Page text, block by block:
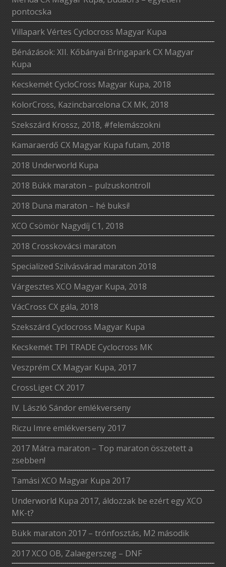
pontocska
Villapark Vértes Cyclocross Magyar Kupa
Bénázások: XII. Kőbányai Bringapark CX Magyar
Kupa
Kecskemét CycloCross Magyar Kupa, 2018
KolorCross, Kazincbarcelona CX MK, 2018
Szekszárd Krossz, 2018, #felemászokni
Kamaraerdő CX Magyar Kupa futam, 2018
2018 Underworld Kupa
2018 Bükk maraton – pulzuskontroll
2018 Duna maraton – hé buksi!
XCO Csömör Nagydíj C1, 2018
2018 Crosskovácsi maraton
Specialized Szilvásvárad maraton 2018
Várgesztes XCO Magyar Kupa, 2018
VácCross CX gála, 2018
Szekszárd Cyclocross Magyar Kupa
Kecskemét TPI TRADE Cyclocross MK
Veszprém CX Magyar Kupa, 2017
CrossLiget CX 2017
IV. László Sándor emlékverseny
Riczu Imre emlékverseny 2017
2017 Mátra maraton – Top maraton összetett a
zsebben!
Tamási XCO Magyar Kupa 2017
Underworld Kupa 2017, áldozzak be ezért egy XCO
MK-t?
Bükk maraton 2017 – trónfosztás, M2 második
2017 XCO OB, Zalaegerszeg – DNF